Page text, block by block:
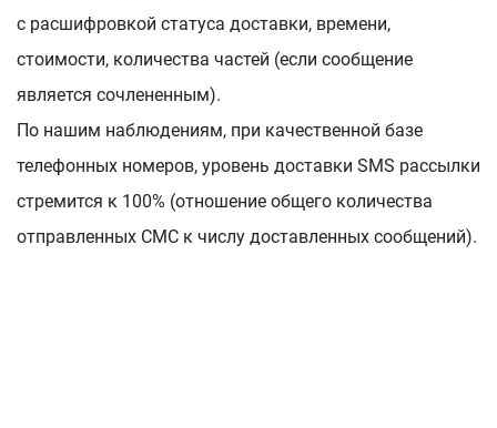
с расшифровкой статуса доставки, времени,
стоимости, количества частей (если сообщение
является сочлененным).
По нашим наблюдениям, при качественной базе
телефонных номеров, уровень доставки SMS рассылки
стремится к 100% (отношение общего количества
отправленных СМС к числу доставленных сообщений).